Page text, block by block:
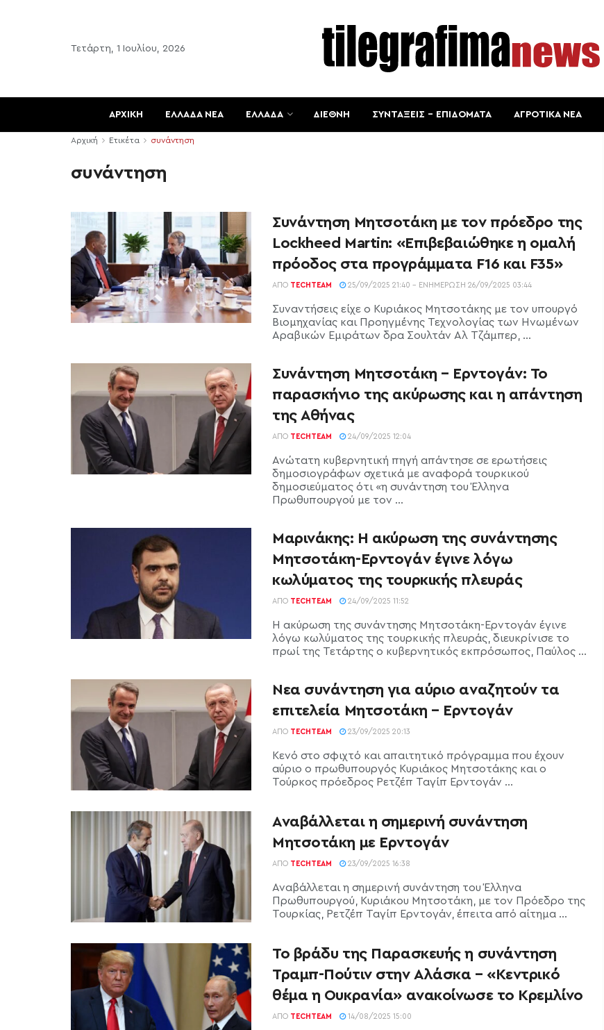
Τετάρτη, 1 Ιουλίου, 2026
ΑΡΧΙΚΗ ΕΛΛΑΔΑ ΝΕΑ ΕΛΛΑΔΑ ΔΙΕΘΝΗ ΣΥΝΤΑΞΕΙΣ – ΕΠΙΔΟΜΑΤΑ ΑΓΡΟΤΙΚΑ ΝΕΑ
Αρχική Ετικέτα συνάντηση
συνάντηση
Συνάντηση Μητσοτάκη με τον πρόεδρο της
Lockheed Martin: «Επιβεβαιώθηκε η ομαλή
πρόοδος στα προγράμματα F16 και F35»
ΑΠΌ TECHTEAM 25/09/2025 21:40 - ΕΝΗΜΈΡΩΣΗ 26/09/2025 03:44
Συναντήσεις είχε ο Κυριάκος Μητσοτάκης με τον υπουργό
Βιομηχανίας και Προηγμένης Τεχνολογίας των Ηνωμένων
Αραβικών Εμιράτων δρα Σουλτάν Αλ Τζάμπερ, ...
Συνάντηση Μητσοτάκη – Ερντογάν: Το
παρασκήνιο της ακύρωσης και η απάντηση
της Αθήνας
ΑΠΌ TECHTEAM 24/09/2025 12:04
Ανώτατη κυβερνητική πηγή απάντησε σε ερωτήσεις
δημοσιογράφων σχετικά με αναφορά τουρκικού
δημοσιεύματος ότι «η συνάντηση του Έλληνα
Πρωθυπουργού με τον ...
Μαρινάκης: H ακύρωση της συνάντησης
Μητσοτάκη-Ερντογάν έγινε λόγω
κωλύματος της τουρκικής πλευράς
ΑΠΌ TECHTEAM 24/09/2025 11:52
Η ακύρωση της συνάντησης Μητσοτάκη-Ερντογάν έγινε
λόγω κωλύματος της τουρκικής πλευράς, διευκρίνισε το
πρωί της Τετάρτης ο κυβερνητικός εκπρόσωπος, Παύλος ...
Νεα συνάντηση για αύριο αναζητούν τα
επιτελεία Μητσοτάκη – Ερντογάν
ΑΠΌ TECHTEAM 23/09/2025 20:13
Κενό στο σφιχτό και απαιτητικό πρόγραμμα που έχουν
αύριο ο πρωθυπουργός Κυριάκος Μητσοτάκης και ο
Τούρκος πρόεδρος Ρετζέπ Ταγίπ Ερντογάν ...
Αναβάλλεται η σημερινή συνάντηση
Μητσοτάκη με Ερντογάν
ΑΠΌ TECHTEAM 23/09/2025 16:38
Αναβάλλεται η σημερινή συνάντηση του Έλληνα
Πρωθυπουργού, Κυριάκου Μητσοτάκη, με τον Πρόεδρο της
Τουρκίας, Ρετζέπ Ταγίπ Ερντογάν, έπειτα από αίτημα ...
Το βράδυ της Παρασκευής η συνάντηση
Τραμπ-Πούτιν στην Αλάσκα – «Κεντρικό
θέμα η Ουκρανία» ανακοίνωσε το Κρεμλίνο
ΑΠΌ TECHTEAM 14/08/2025 15:00